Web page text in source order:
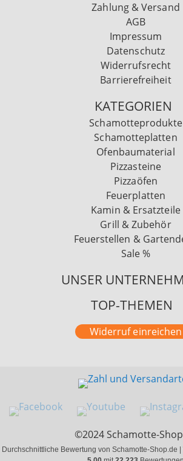
Zahlung & Versand
AGB
Impressum
Datenschutz
Widerrufsrecht
Barrierefreiheit
KATEGORIEN
Schamotteprodukte
Schamotteplatten
Ofenbaumaterial
Pizzasteine
Pizzaöfen
Feuerplatten
Kamin & Ersatzteile
Grill & Zubehör
Feuerstellen &
Sale %
UNSER
TOP-THEMEN
Widerruf einreichen
©2024 Schamotte-
Durchschnittliche Bewertung von Schamotte-Shop.de